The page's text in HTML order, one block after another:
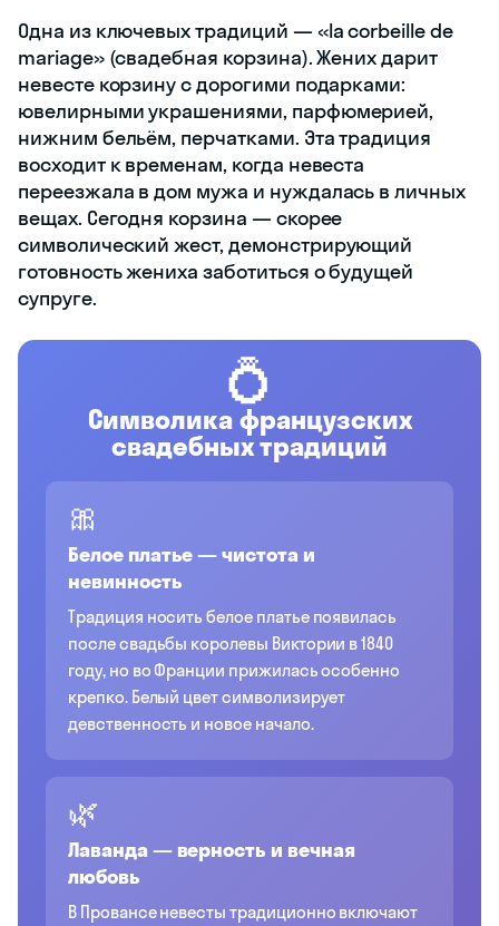
Одна из ключевых традиций — «la corbeille de
mariage» (свадебная корзина). Жених дарит
невесте корзину с дорогими подарками:
ювелирными украшениями, парфюмерией,
нижним бельём, перчатками. Эта традиция
восходит к временам, когда невеста
переезжала в дом мужа и нуждалась в личных
вещах. Сегодня корзина — скорее
символический жест, демонстрирующий
готовность жениха заботиться о будущей
супруге.
💍
Символика французских
свадебных традиций
🎀
Белое платье — чистота и
невинность
Традиция носить белое платье появилась
после свадьбы королевы Виктории в 1840
году, но во Франции прижилась особенно
крепко. Белый цвет символизирует
девственность и новое начало.
🌿
Лаванда — верность и вечная
любовь
В Провансе невесты традиционно включают